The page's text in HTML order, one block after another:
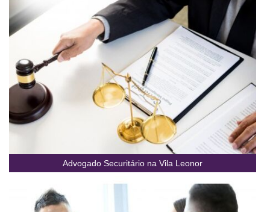
Advogado Securitário na Vila Leonor